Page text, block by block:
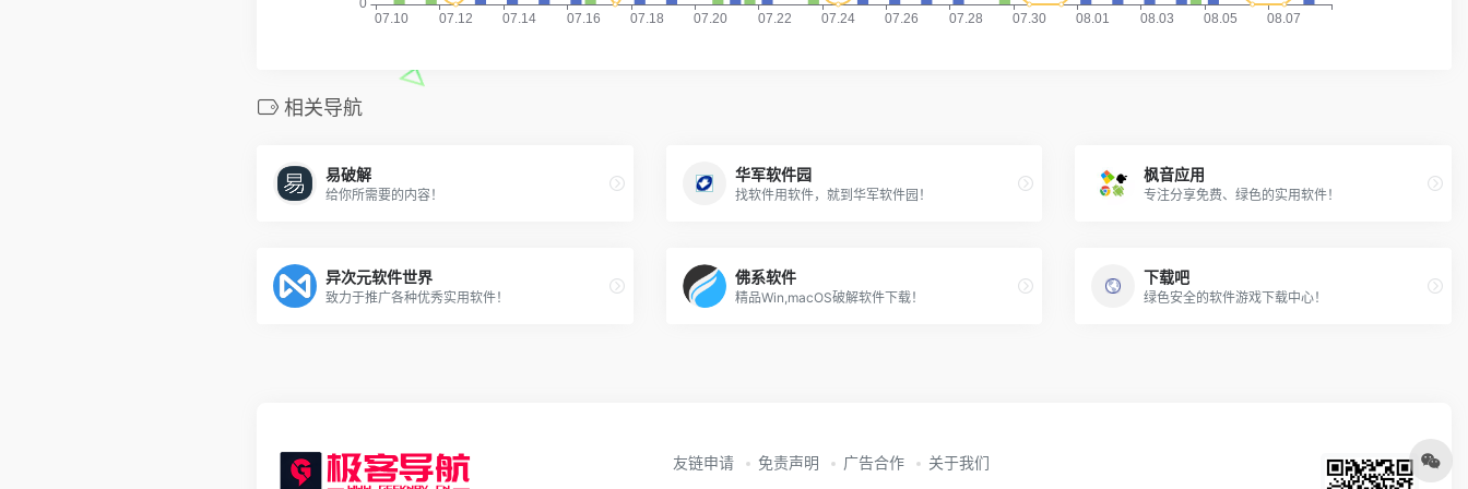
相关导航
易破解
给你所需要的内容！
华军软件园
找软件用软件，就到华军软件园！
枫音应用
专注分享免费、绿色的实用软件！
异次元软件世界
致力于推广各种优秀实用软件！
佛系软件
精品Win,macOS破解软件下载！
下载吧
绿色安全的软件游戏下载中心！
友链申请 免责声明 广告合作 关于我们